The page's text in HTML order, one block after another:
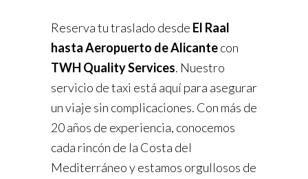
Reserva tu traslado desde El Raal
hasta Aeropuerto de Alicantecon
TWH Quality Services. Nuestro
servicio de taxi está aquí para asegurar
un viaje sin complicaciones. Con más de
20 años de experiencia, conocemos
cada rincón de la Costa del
Mediterráneo y estamos orgullosos de